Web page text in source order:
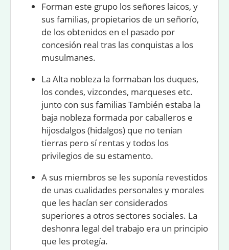
Forman este grupo los señores laicos, y
sus familias, propietarios de un señorío,
de los obtenidos en el pasado por
concesión real tras las conquistas a los
musulmanes.
La Alta nobleza la formaban los duques,
los condes, vizcondes, marqueses etc.
junto con sus familias También estaba la
baja nobleza formada por caballeros e
hijosdalgos (hidalgos) que no tenían
tierras pero sí rentas y todos los
privilegios de su estamento.
A sus miembros se les suponía revestidos
de unas cualidades personales y morales
que les hacían ser considerados
superiores a otros sectores sociales. La
deshonra legal del trabajo era un principio
que les protegía.